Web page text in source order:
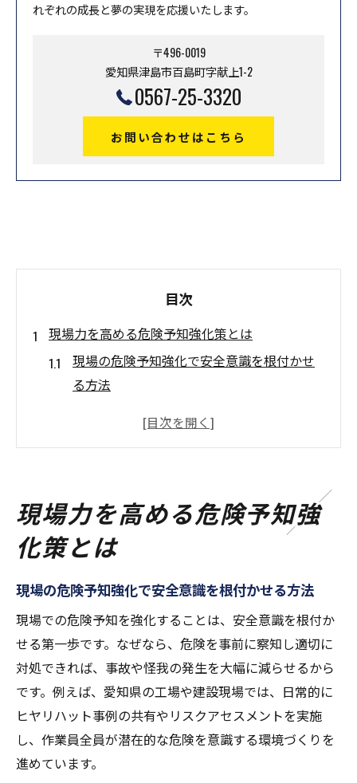
れぞれの成長と夢の実現を応援いたします。
〒496-0019
愛知県津島市百島町字献上1-2
0567-25-3320
お問い合わせはこちら
目次
現場力を高める危険予知強化策とは
現場の危険予知強化で安全意識を根付かせ
る方法
危険予知の重要性と強化策の現場導入ポイ
危険予知を強化するための現場教育の工夫
KYTと危険予知強化策を組み合わせた実践例
交通安全に直結する危険予知の実践ステッ
プ
交通事故防止に有効な危険予知訓練の進め
方
交通KYTイラスト集を活用した危険予知実践
法
トラック作業に応じた危険予知の交通安全
対策
現場力を高める危険予知強
化策とは
現場の危険予知強化で安全意識を根付かせる方法
現場での危険予知を強化することは、安全意識を根付か
せる第一歩です。なぜなら、危険を事前に察知し適切に
対処できれば、事故や怪我の発生を大幅に減らせるから
です。例えば、愛知県の工場や建設現場では、日常的に
ヒヤリハット事例の共有やリスクアセスメントを実施
し、作業員全員が潜在的な危険を意識する環境づくりを
進めています。